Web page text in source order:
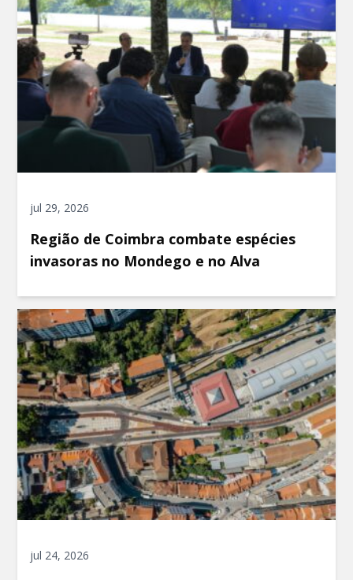
jul 29, 2026
Região de Coimbra combate espécies
invasoras no Mondego e no Alva
jul 24, 2026